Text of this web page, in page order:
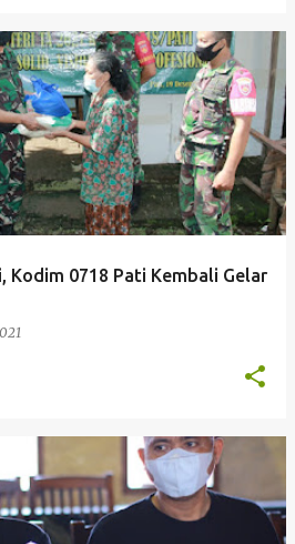
Kodim 0718 Pati Kembali Gelar